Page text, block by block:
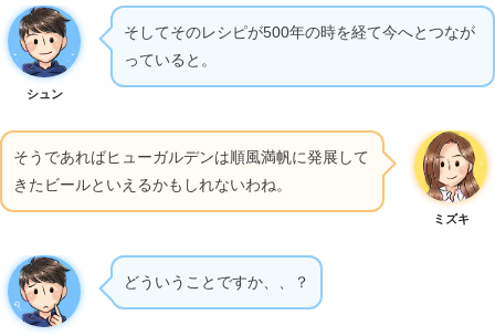
シュン
そしてそのレシピが500年の時を経て今へとつなが
っていると。
そうであればヒューガルデンは順風満帆に発展して
きたビールといえるかもしれないわね。
ミズキ
どういうことですか、、？